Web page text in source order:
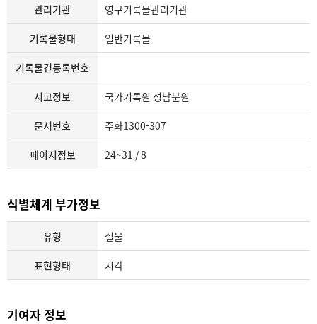
관리기관 영구기록물관리기관
기록물형태 일반기록물
기록물건등록번호
서고정보 국가기록원 성남분원
문서번호 주화1300-307
페이지정보 24~31 / 8
식별체계 부가정보
유형 실물
표현형태 시각
기여자 정보